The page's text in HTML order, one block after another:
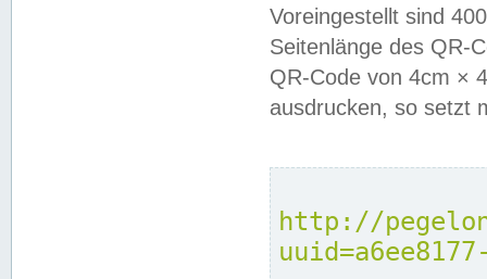
Voreingestellt sind
Seitenlänge des QR-
QR-Code von 4cm ×
ausdrucken, so setzt
http://